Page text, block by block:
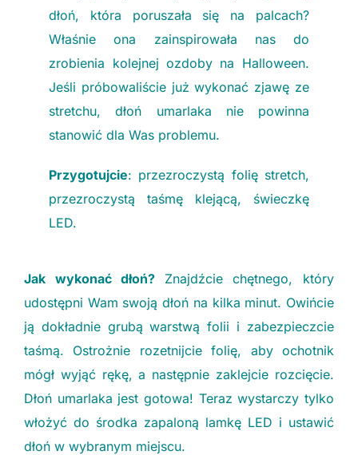
dłoń, która poruszała się na palcach?
Właśnie ona zainspirowała nas do
zrobienia kolejnej ozdoby na Halloween.
Jeśli próbowaliście już wykonać zjawę ze
stretchu, dłoń umarlaka nie powinna
stanowić dla Was problemu.
Przygotujcie: przezroczystą folię stretch,
przezroczystą taśmę klejącą, świeczkę
LED.
Jak wykonać dłoń? Znajdźcie chętnego, który
udostępni Wam swoją dłoń na kilka minut. Owińcie
ją dokładnie grubą warstwą folii i zabezpieczcie
taśmą. Ostrożnie rozetnijcie folię, aby ochotnik
mógł wyjąć rękę, a następnie zaklejcie rozcięcie.
Dłoń umarlaka jest gotowa! Teraz wystarczy tylko
włożyć do środka zapaloną lamkę LED i ustawić
dłoń w wybranym miejscu.